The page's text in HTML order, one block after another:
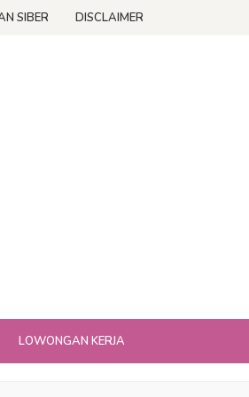
SIBER DISCLAIMER
LOWONGAN KERJA